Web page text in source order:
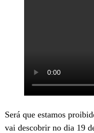
Será que estamos
vai descobrir no dia 19